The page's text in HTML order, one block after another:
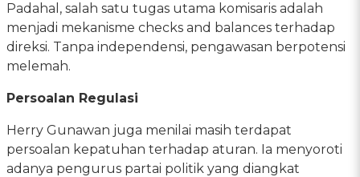
Padahal, salah satu tugas utama komisaris adalah
menjadi mekanisme checks and balances terhadap
direksi. Tanpa independensi, pengawasan berpotensi
melemah.
Persoalan Regulasi
Herry Gunawan juga menilai masih terdapat
persoalan kepatuhan terhadap aturan. Ia menyoroti
adanya pengurus partai politik yang diangkat